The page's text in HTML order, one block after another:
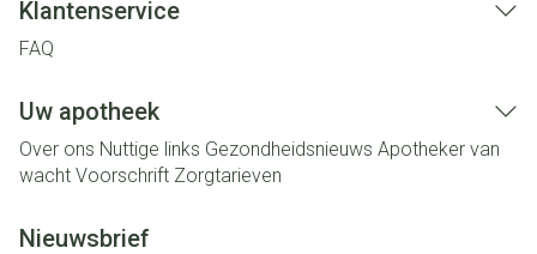
Klantenservice
FAQ
Uw apotheek
Over ons Nuttige links Gezondheidsnieuws Apotheker van
wacht Voorschrift Zorgtarieven
Nieuwsbrief